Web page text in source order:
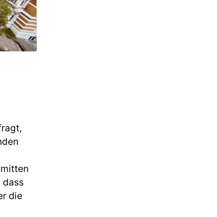
dass
die